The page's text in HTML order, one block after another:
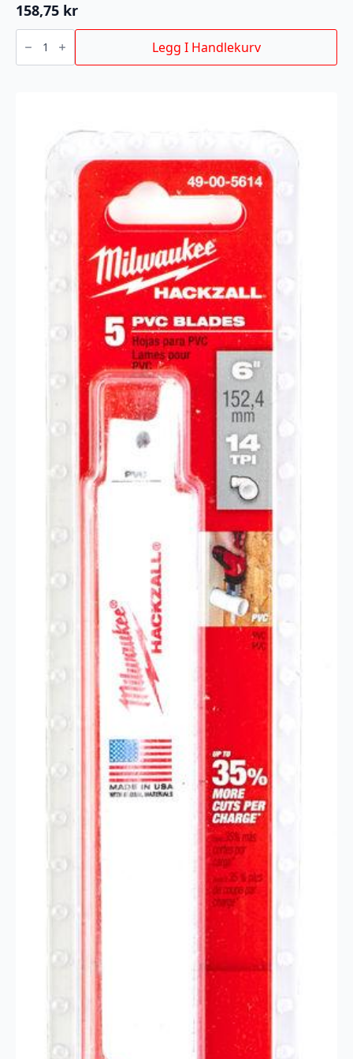
158,75 kr
STIKKSAGBLAD
T127D
75/3MM
5P
Legg I Handlekurv